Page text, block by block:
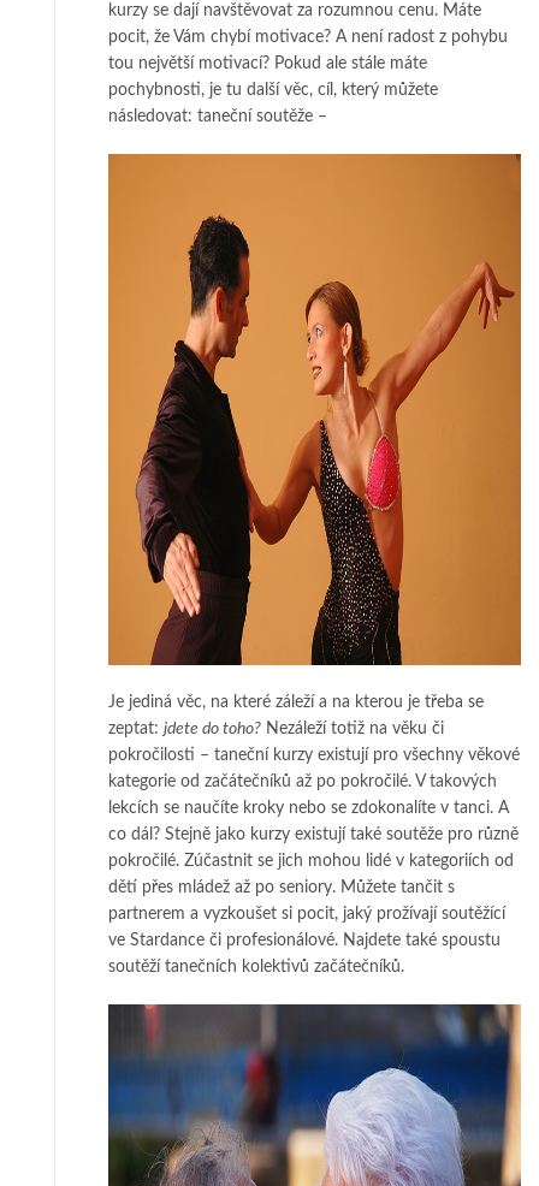
kurzy se dají navštěvovat za rozumnou cenu. Máte
pocit, že Vám chybí motivace? A není radost z pohybu
tou největší motivací? Pokud ale stále máte
pochybnosti, je tu další věc, cíl, který můžete
následovat: taneční soutěže –
Je jediná věc, na které záleží a na kterou je třeba se
zeptat: jdete do toho? Nezáleží totiž na věku či
pokročilosti – taneční kurzy existují pro všechny věkové
kategorie od začátečníků až po pokročilé. V takových
lekcích se naučíte kroky nebo se zdokonalíte v tanci. A
co dál? Stejně jako kurzy existují také soutěže pro různě
pokročilé. Zúčastnit se jich mohou lidé v kategoriích od
dětí přes mládež až po seniory. Můžete tančit s
partnerem a vyzkoušet si pocit, jaký prožívají soutěžící
ve Stardance či profesionálové. Najdete také spoustu
soutěží tanečních kolektivů začátečníků.